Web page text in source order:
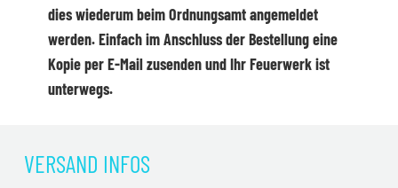
dies wiederum beim Ordnungsamt angemeldet
werden. Einfach im Anschluss der Bestellung eine
Kopie per E-Mail zusenden und Ihr Feuerwerk ist
unterwegs.
VERSAND INFOS